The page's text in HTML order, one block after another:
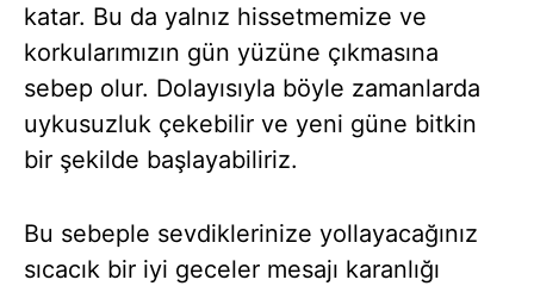
katar. Bu da yalnız hissetmemize ve
korkularımızın gün yüzüne çıkmasına
sebep olur. Dolayısıyla böyle zamanlarda
uykusuzluk çekebilir ve yeni güne bitkin
bir şekilde başlayabiliriz.
Bu sebeple sevdiklerinize yollayacağınız
sıcacık bir iyi geceler mesajı karanlığı